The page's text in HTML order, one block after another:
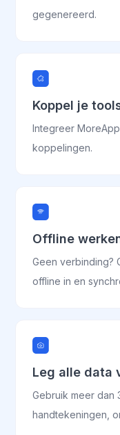
gegenereerd.
Koppel je
Integreer
koppelingen.
Offline
Geen verbinding?
offline in en
Leg alle data
Gebruik meer dan
handtekeningen,